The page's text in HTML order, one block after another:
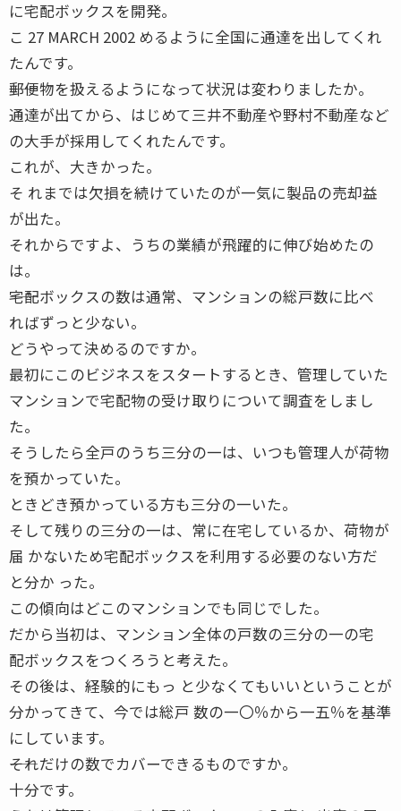
に宅配ボックスを開発。
こ 27 MARCH 2002 めるように全国に通達を出してくれ
たんです。
――郵便物を扱えるようになって状況は変わりましたか。
通達が出てから、はじめて三井不動産や野村不動産など
の大手が採用してくれたんです。
これが、大きかった。
そ れまでは欠損を続けていたのが一気に製品の売却益
が出た。
それからですよ、うちの業績が飛躍的に伸び始めたの
は。
――宅配ボックスの数は通常、マンションの総戸数に比べ
ればずっと少ない。
どうやって決めるのですか。
最初にこのビジネスをスタートするとき、管理していた
マンションで宅配物の受け取りについて調査をしまし
た。
そうしたら全戸のうち三分の一は、いつも管理人が荷物
を預かっていた。
ときどき預かっている方も三分の一いた。
そして残りの三分の一は、常に在宅しているか、荷物が
届 かないため宅配ボックスを利用する必要のない方だ
と分か った。
この傾向はどこのマンションでも同じでした。
だから当初は、マンション全体の戸数の三分の一の宅
配ボックスをつくろうと考えた。
その後は、経験的にもっ と少なくてもいいということが
分かってきて、今では総戸 数の一〇％から一五％を基準
にしています。
――それだけの数でカバーできるものですか。
十分です。